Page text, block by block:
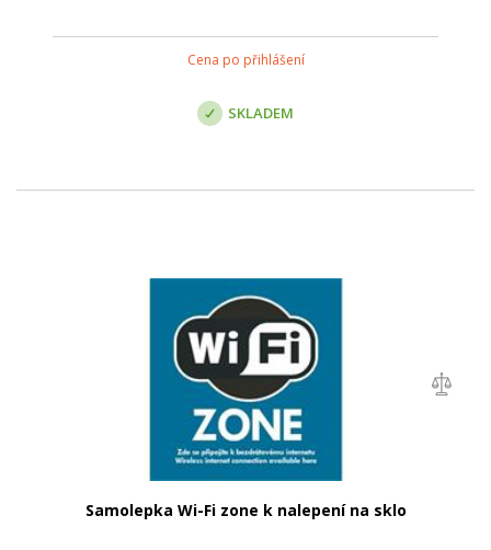
Cena po přihlášení
SKLADEM
Samolepka Wi-Fi zone k nalepení na sklo